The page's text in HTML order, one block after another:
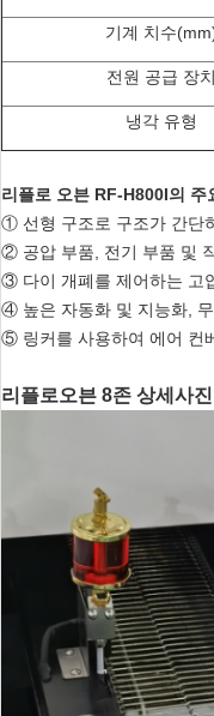
기계 치수
전원 공급 장치
냉각 유형
리플로 오븐 RF-H800I의 주
① 선형 구조로 구조가 간단
② 공압 부품, 전기 부품 및
③ 다이 개폐를 제어하는 ​​고
④ 높은 자동화 및 지능화,
⑤ 링커를 사용하여 에어 컨
리플로오븐 8존 상세사진